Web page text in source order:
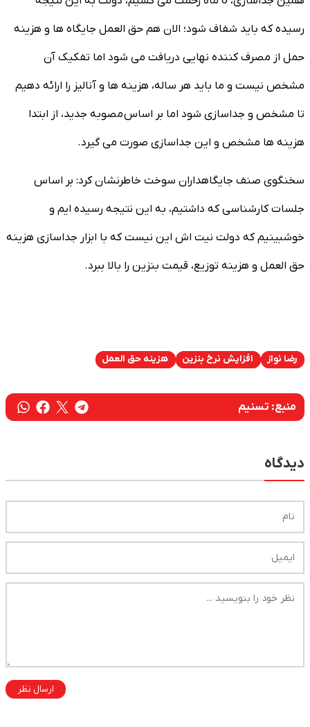
رسیده که باید شفاف شود؛ الان هم حق العمل جایگاه ها و هزینه
حمل از مصرف کننده نهایی دریافت می شود اما تفکیک آن
مشخص نیست و ما باید هر ساله، هزینه ها و آنالیز را ارائه دهیم
تا مشخص و جداسازی شود اما بر اساس مصوبه جدید، از ابتدا
هزینه ها مشخص و این جداسازی صورت می گیرد.
سخنگوی صنف جایگاهداران سوخت خاطرنشان کرد: بر اساس
جلسات کارشناسی که داشتیم، به این نتیجه رسیده ایم و
خوشبینیم که دولت نیت اش این نیست که با ابزار جداسازی هزینه
حق العمل و هزینه توزیع، قیمت بنزین را بالا ببرد.
رضا نواز افزایش نرخ بنزین هزینه حق العمل
منبع: تسنیم
دیدگاه
ارسال نظر